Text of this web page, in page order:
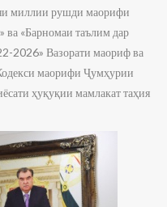
миллии рушди маорифи
«Барномаи таълим дар
2026» Вазорати маориф ва
маорифи Ҷумҳурии
ҳуқуқии мамлакат таҳия